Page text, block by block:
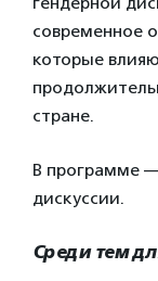
современное
которые
стране.
В программе —
дискуссии.
Среди тем